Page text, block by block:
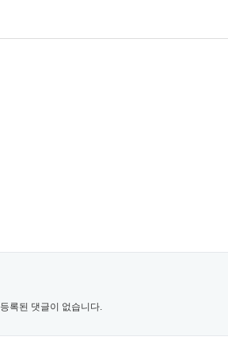
등록된 댓글이 없습니다.